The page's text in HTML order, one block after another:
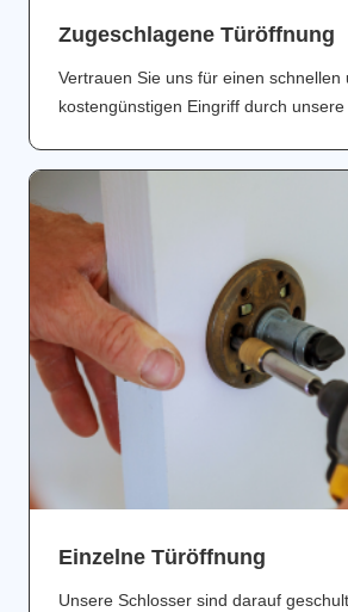
Zugeschlagene Türöffnung
Vertrauen Sie uns für einen schnellen
kostengünstigen Eingriff durch
Einzelne Türöffnung
Unsere Schlosser sind darauf